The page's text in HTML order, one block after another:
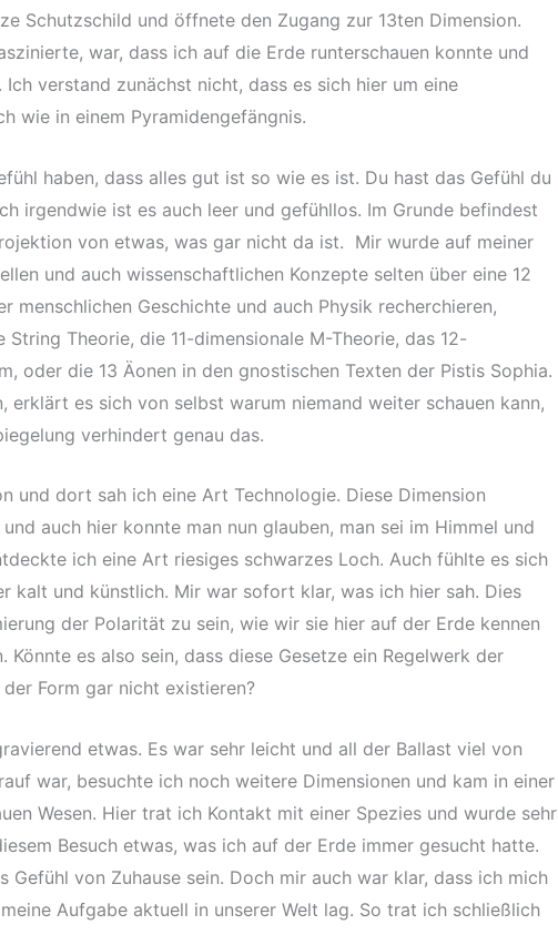
Schutzschild und öffnete den Zugang zur 13ten Dimension.
war, dass ich auf die Erde runterschauen konnte und
verstand zunächst nicht, dass es sich hier um eine
wie in einem Pyramidengefängnis.
haben, dass alles gut ist so wie es ist. Du hast das Gefühl du
irgendwie ist es auch leer und gefühllos. Im Grunde befindest
von etwas, was gar nicht da ist. Mir wurde auf meiner
und auch wissenschaftlichen Konzepte selten über eine 12
menschlichen Geschichte und auch Physik recherchieren,
Theorie, die 11-dimensionale M-Theorie, das 12-
oder die 13 Äonen in den gnostischen Texten der Pistis Sophia.
erklärt es sich von selbst warum niemand weiter schauen kann,
verhindert genau das.
und dort sah ich eine Art Technologie. Diese Dimension
auch hier konnte man nun glauben, man sei im Himmel und
ich eine Art riesiges schwarzes Loch. Auch fühlte es sich
kalt und künstlich. Mir war sofort klar, was ich hier sah. Dies
der Polarität zu sein, wie wir sie hier auf der Erde kennen
Könnte es also sein, dass diese Gesetze ein Regelwerk der
Form gar nicht existieren?
etwas. Es war sehr leicht und all der Ballast viel von
war, besuchte ich noch weitere Dimensionen und kam in einer
Wesen. Hier trat ich Kontakt mit einer Spezies und wurde sehr
Besuch etwas, was ich auf der Erde immer gesucht hatte.
Gefühl von Zuhause sein. Doch mir auch war klar, dass ich mich
Aufgabe aktuell in unserer Welt lag. So trat ich schließlich